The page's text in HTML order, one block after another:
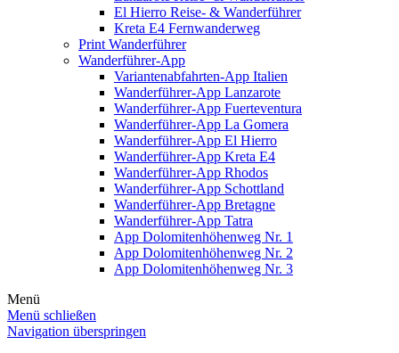
El Hierro Reise- & Wanderführer
Kreta E4 Fernwanderweg
Print Wanderführer
Wanderführer-App
Variantenabfahrten-App Italien
Wanderführer-App Lanzarote
Wanderführer-App Fuerteventura
Wanderführer-App La Gomera
Wanderführer-App El Hierro
Wanderführer-App Kreta E4
Wanderführer-App Rhodos
Wanderführer-App Schottland
Wanderführer-App Bretagne
Wanderführer-App Tatra
App Dolomitenhöhenweg Nr. 1
App Dolomitenhöhenweg Nr. 2
App Dolomitenhöhenweg Nr. 3
Menü
Menü schließen
Navigation überspringen